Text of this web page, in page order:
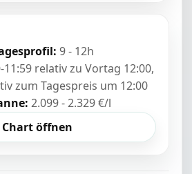
9 - 12h
11:59 relativ zu Vortag 12:00,
zum Tagespreis um 12:00
2.099 - 2.329 €/l
Chart öffnen